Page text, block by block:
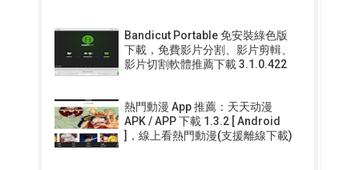
Bandicut Portable 免安裝綠色版
下載，免費影片分割、影片剪輯、
影片切割軟體推薦下載 3.1.0.422
熱門動漫 App 推薦：天天动漫
APK / APP 下載 1.3.2 [ Android
]，線上看熱門動漫(支援離線下載)